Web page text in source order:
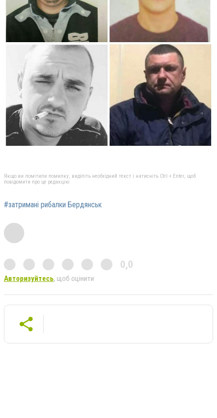
Якщо ви помітили помилку, виділіть необхідний текст і натисніть Ctrl + Enter, щоб
повідомити про це редакцію
#затримані рибалки Бердянськ
0,0
Авторизуйтесь, щоб оцінити